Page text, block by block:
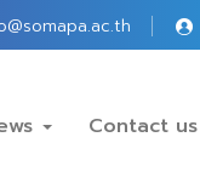
Contact us